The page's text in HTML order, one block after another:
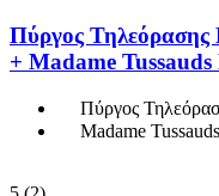
Πύργος Τηλεόρασης
+ Madame Tussauds
Πύργος
Madame